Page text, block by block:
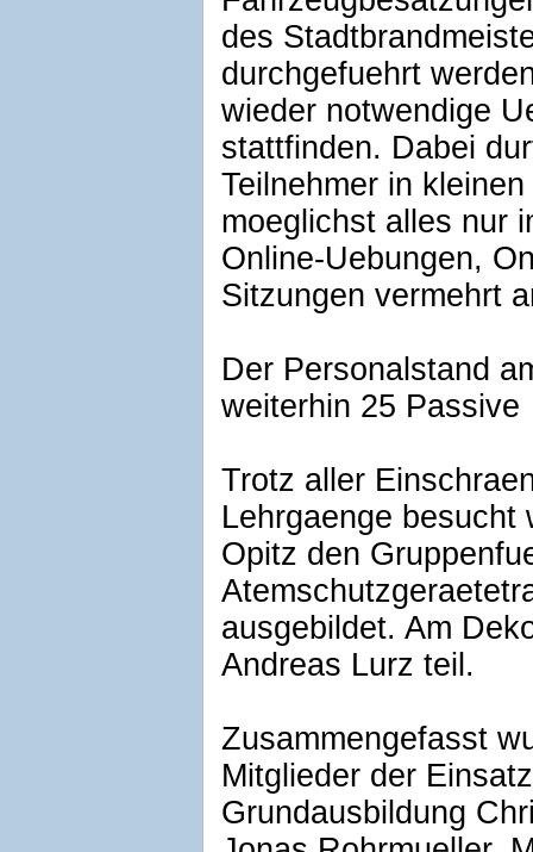
des
durchgefuehrt
wieder notwendige
stattfinden. Dabei
Teilnehmer in
moeglichst alles nur
Online-Uebungen,
Sitzungen vermehrt
Der Personalstand
weiterhin 25 Passive
Trotz aller
Lehrgaenge besucht
Opitz den
ausgebildet. Am
Andreas Lurz teil.
Zusammengefasst
Mitglieder der
Grundausbildung